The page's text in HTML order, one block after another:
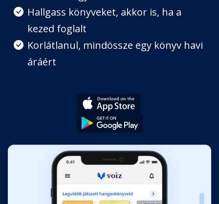
9. fejezet
Fejezet hossza: 00:19:47
Fejezet hossza: 00:17:15
12. fejezet
Fejezet hossza: 00:09:45
Hallgass könyveket, akkor is, ha a
kezed foglalt
Korlátlanul, mindössze egy könyv havi
áráért